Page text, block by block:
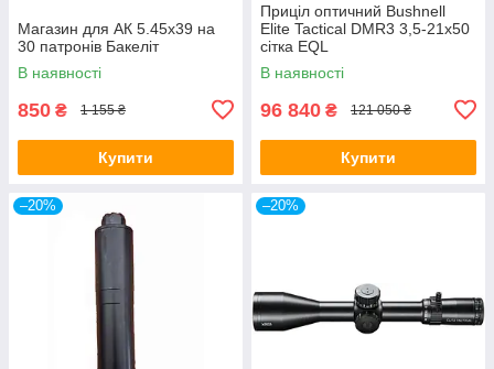
Магазин для АК 5.45х39 на
30 патронів Бакеліт
В наявності
850 ₴ 1 155 ₴
Купити
Приціл оптичний Bushnell
Elite Tactical DMR3 3,5-21x50
сітка EQL
В наявності
96 840 ₴ 121 050 ₴
Купити
–20% –20%